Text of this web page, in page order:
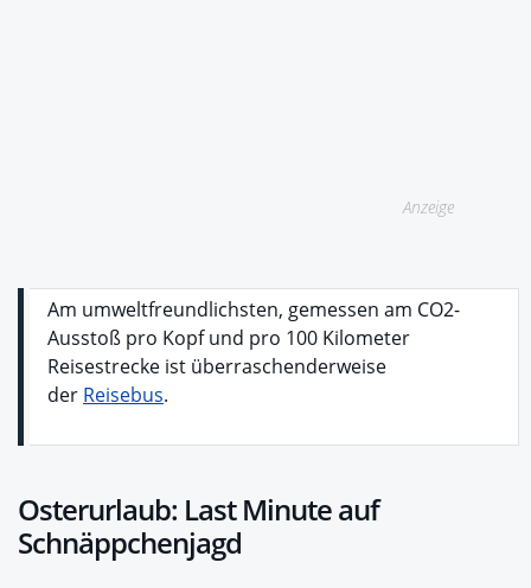
Anzeige
Am umweltfreundlichsten, gemessen am CO2-
Ausstoß pro Kopf und pro 100 Kilometer
Reisestrecke ist überraschenderweise
der Reisebus.
Osterurlaub: Last Minute auf
Schnäppchenjagd